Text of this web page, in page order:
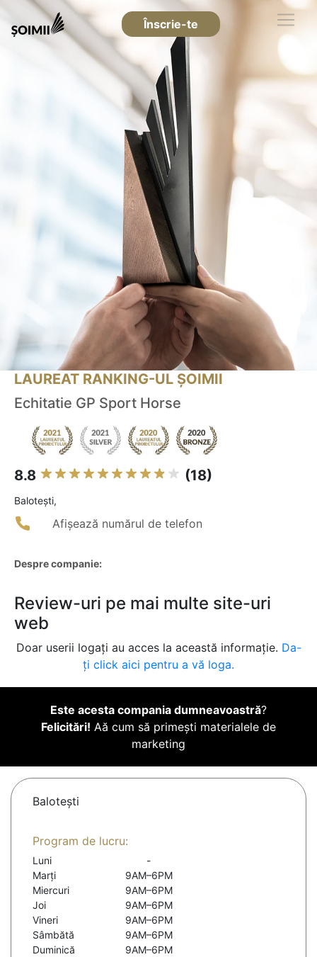
Înscrie-te
LAUREAT RANKING-UL ȘOIMII
Echitatie GP Sport Horse
8.8 (18)
Baloteşti,
Afișează numărul de telefon
Despre companie:
Review-uri pe mai multe site-uri
web
Doar userii logați au acces la această informație. Da-
ți click aici pentru a vă loga.
Este acesta compania dumneavoastră?
Felicitări! Aă cum să primești materialele de
marketing
Baloteşti
Program de lucru:
Luni
-
Marți
9AM–6PM
Miercuri
9AM–6PM
Joi
9AM–6PM
Vineri
9AM–6PM
Sâmbătă
9AM–6PM
Duminică
9AM–6PM